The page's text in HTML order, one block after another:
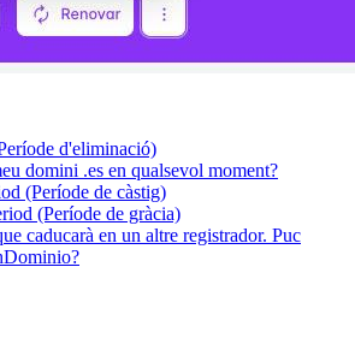
d'eliminació)
domini .es en qualsevol moment?
(Període de càstig)
(Període de gràcia)
caducarà en un altre registrador. Puc